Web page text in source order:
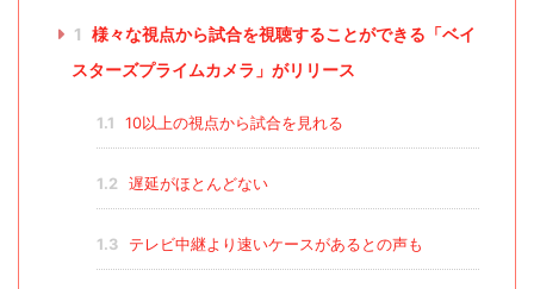
1 様々な視点から試合を視聴することができる「ベイ
スターズプライムカメラ」がリリース
1.1 10以上の視点から試合を見れる
1.2 遅延がほとんどない
1.3 テレビ中継より速いケースがあるとの声も